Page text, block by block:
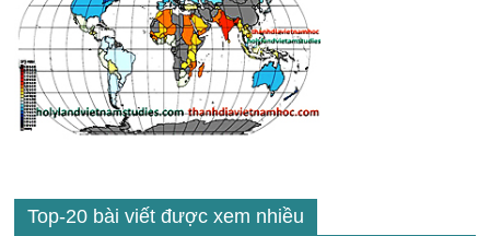
Top-20 bài viết được xem nhiều